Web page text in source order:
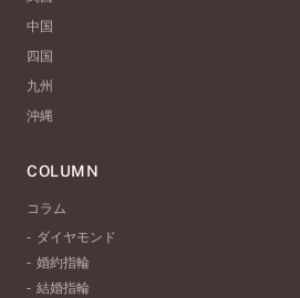
中国
四国
九州
沖縄
COLUMN
コラム
ダイヤモンド
婚約指輪
結婚指輪